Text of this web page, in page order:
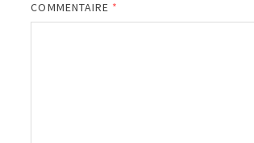
COMMENTAIRE *